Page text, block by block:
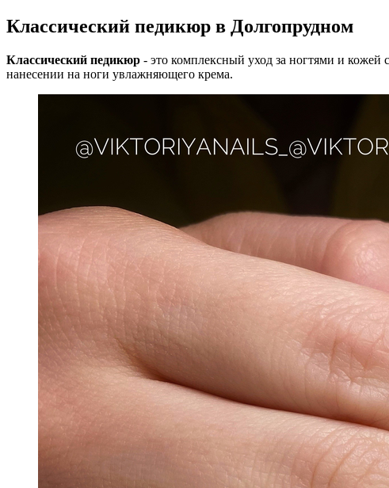
Классический педикюр в Долгопрудном
Классический педикюр - это комплексный уход за ногтями и кожей
нанесении на ноги увлажняющего крема.